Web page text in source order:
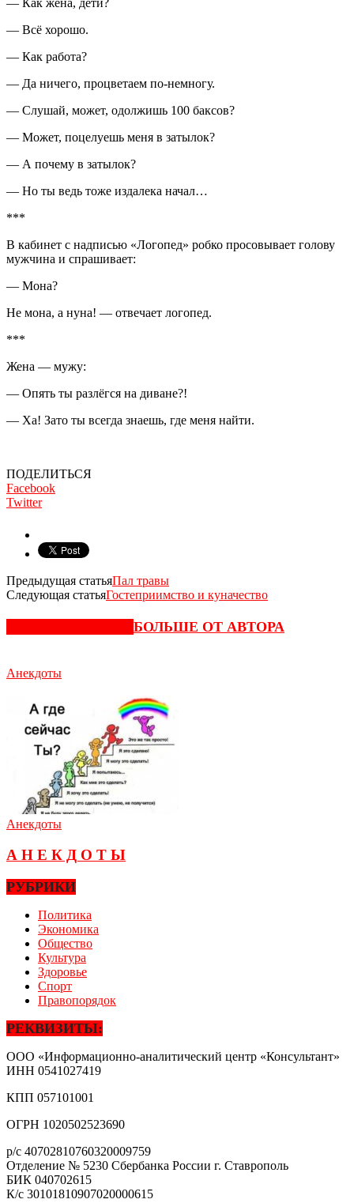
— Всё хорошо.
— Как работа?
— Да ничего, процветаем по-немногу.
— Слушай, может, одолжишь 100 бак­сов?
— Может, поцелуешь меня в затылок?
— А почему в затылок?
— Но ты ведь тоже издалека начал…
***
В кабинет с надписью «Логопед» робко просовывает голову
мужчина и спрашивает:
— Мона?
Не мона, а нуна! — отвечает логопед.
***
Жена — мужу:
— Опять ты разлёгся на диване?!
— Ха! Зато ты всегда знаешь, где меня найти.
ПОДЕЛИТЬСЯ
Facebook
Twitter
Предыдущая статьяПал травы
Следующая статьяГостеприимство и куначество
БОЛЬШЕ ОТ АВТОРА
Анекдоты
Анекдоты
А Н Е К Д О Т Ы
РУБРИКИ
Политика
Экономика
Общество
Культура
Здоровье
Спорт
Правопорядок
РЕКВИЗИТЫ:
ООО «Информационно-аналитический центр «Консультант»
ИНН 0541027419
КПП 057101001
ОГРН 1020502523690
р/с 40702810760320009759
Отделение № 5230 Сбербанка России г. Ставрополь
БИК 040702615
К/с 30101810907020000615